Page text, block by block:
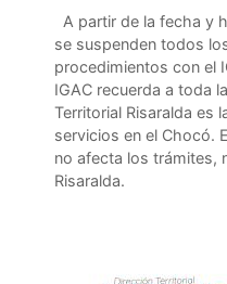
A partir de la fecha y
se suspenden todos
procedimientos con el
IGAC recuerda a toda
Territorial Risaralda es
servicios en el Chocó.
no afecta los trámites,
Risaralda.